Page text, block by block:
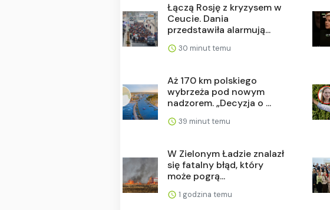
Łączą Rosję z kryzysem w
Ceucie. Dania
przedstawiła alarmują...
30 minut temu
Aż 170 km polskiego
wybrzeża pod nowym
nadzorem. „Decyzja o ...
39 minut temu
W Zielonym Ładzie znalazł
się fatalny błąd, który
może pogrą...
1 godzina temu